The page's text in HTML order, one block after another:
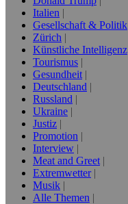
Italien
Gesellschaft & Politik
Zürich
Künstliche Intelligenz
Tourismus
Gesundheit
Deutschland
Russland
Ukraine
Justiz
Promotion
Interview
Meat and Greet
Extremwetter
Musik
Alle Themen